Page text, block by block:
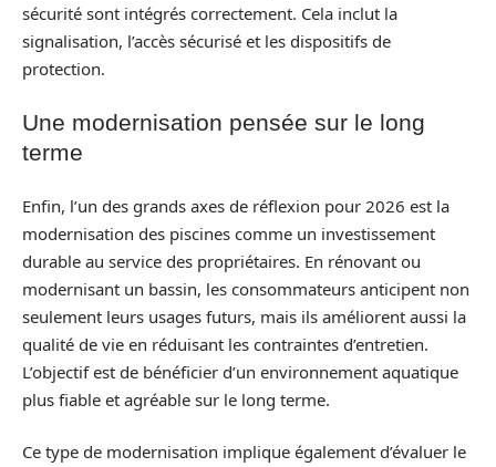
sécurité sont intégrés correctement. Cela inclut la
signalisation, l’accès sécurisé et les dispositifs de
protection.
Une modernisation pensée sur le long
terme
Enfin, l’un des grands axes de réflexion pour 2026 est la
modernisation des piscines comme un investissement
durable au service des propriétaires. En rénovant ou
modernisant un bassin, les consommateurs anticipent non
seulement leurs usages futurs, mais ils améliorent aussi la
qualité de vie en réduisant les contraintes d’entretien.
L’objectif est de bénéficier d’un environnement aquatique
plus fiable et agréable sur le long terme.
Ce type de modernisation implique également d’évaluer le